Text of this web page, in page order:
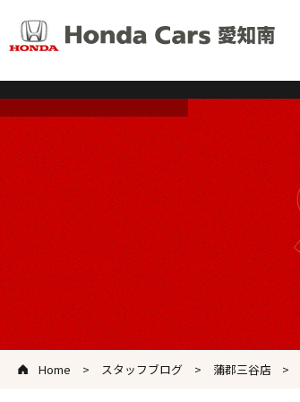
Home スタッフブログ 蒲郡三谷店